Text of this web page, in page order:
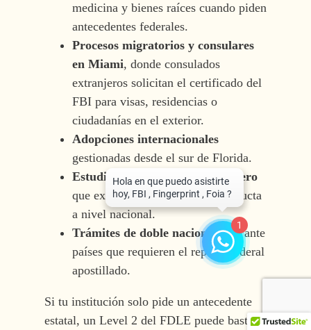
medicina y bienes raíces cuando piden
antecedentes federales.
Procesos migratorios y consulares
en Miami, donde consulados
extranjeros solicitan el certificado del
FBI para visas, residencias o
ciudadanías en el exterior.
Adopciones internacionales
gestionadas desde el sur de Florida.
Estudios o empleo en el extranjero
que exigen prueba de buena conducta
a nivel nacional.
Trámites de doble nacionalidadante
países que requieren el reporte federal
apostillado.
Si tu institución solo pide un antecedente
estatal, un Level 2 del FDLE puede bastar;
1